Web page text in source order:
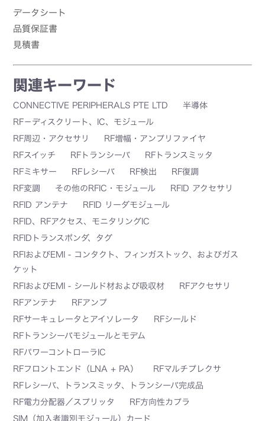
データシート
品質保証書
見積書
関連キーワード
CONNECTIVE PERIPHERALS PTE LTD
半導体
RF－ディスクリート、IC、モジュール
RF周辺・アクセサリ
RF増幅・アンプリファイヤ
RFスイッチ
RFトランシーバ
RFトランスミッタ
RFミキサー
RFレシーバ RF検出
RF復調
RF変調
その他のRFIC・モジュール
RFID アクセサリ
RFID アンテナ
RFID リーダモジュール
RFID、RFアクセス、モニタリングIC
RFIDトランスポンダ、タグ
RFIおよびEMI - コンタクト、フィンガストック、およびガス
ケット
RFIおよびEMI - シールド材および吸収材
RFアクセサリ
RFアンテナ
RFアンプ
RFサーキュレータとアイソレータ
RFシールド
RFトランシーバモジュールとモデム
RFパワーコントローラIC
RFフロントエンド（LNA + PA）
RFマルチプレクサ
RFレシーバ、トランスミッタ、トランシーバ完成品
RF電力分配器／スプリッタ
RF方向性カプラ
SIM（加入者識別モジュール）カード